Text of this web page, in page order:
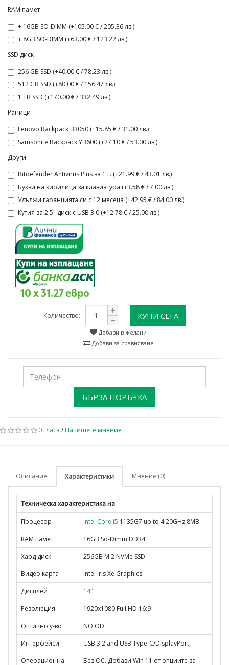
RAM памет
+ 16GB SO-DIMM (+105.00 € / 205.36 лв.)
+ 8GB SO-DIMM (+63.00 € / 123.22 лв.)
SSD диск
256 GB SSD (+40.00 € / 78.23 лв.)
512 GB SSD (+80.00 € / 156.47 лв.)
1 TB SSD (+170.00 € / 332.49 лв.)
Раници
Lenovo Backpack B3050 (+15.85 € / 31.00 лв.)
Samsonite Backpack YB600 (+27.10 € / 53.00 лв.)
Други
Bitdefender Antivirus Plus за 1 г. (+21.99 € / 43.01 лв.)
Букви на кирилица за клавиатура (+3.58 € / 7.00 лв.)
Удължи гаранцията си с 12 месеца (+42.95 € / 84.00 лв.)
Кутия за 2.5" диск с USB 3.0 (+12.78 € / 25.00 лв.)
10 x 31.27 евро
Количество: КУПИ СЕГА
Добави в желани
Добави за сравняване
БЪРЗА ПОРЪЧКА
0 гласа /Напишете мнение
Описание Характеристики Мнение (0)
Техническа характеристика на
Процесор Intel Core i5 1135G7 up to 4.20GHz 8MB
RAM памет
16GB So-Dimm DDR4
Хард диск
256GB M.2 NVMe SSD
Видео карта
Intel Iris Xe Graphics
Дисплей
14"
Резолюция
1920x1080 Full HD 16:9
Оптично у-во
NO OD
Интерфейси
USB 3.2 and USB Type-C/DisplayPort,
Операционна
Без ОС. Добави Win 11 от опциите за